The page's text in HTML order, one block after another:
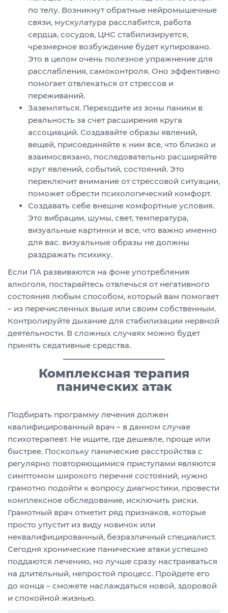
по телу. Возникнут обратные нейромышечные
связи, мускулатура расслабится, работа
сердца, сосудов, ЦНС стабилизируется,
чрезмерное возбуждение будет купировано.
Это в целом очень полезное упражнение для
расслабления, самоконтроля. Оно эффективно
помогает отвлекаться от стрессов и
переживаний.
Заземляться. Переходите из зоны паники в
реальность за счет расширения круга
ассоциаций. Создавайте образы явлений,
вещей, присоединяйте к ним все, что близко и
взаимосвязано, последовательно расширяйте
круг явлений, событий, состояний. Это
переключит внимание от стрессовой ситуации,
поможет обрести психологический комфорт.
Создавать себе внешне комфортные условия.
Это вибрации, шумы, свет, температура,
визуальные картинки и все, что важно именно
для вас. визуальные образы не должны
раздражать психику.
Если ПА развиваются на фоне употребления
алкоголя, постарайтесь отвлечься от негативного
состояния любым способом, который вам помогает
– из перечисленных выше или своим собственным.
Контролируйте дыхание для стабилизации нервной
деятельности. В сложных случаях можно будет
принять седативные средства.
Комплексная терапия
панических атак
Подбирать программу лечения должен
квалифицированный врач – в данном случае
психотерапевт. Не ищите, где дешевле, проще или
быстрее. Поскольку панические расстройства с
регулярно повторяющимися приступами являются
симптомом широкого перечня состояний, нужно
грамотно подойти к вопросу диагностики, провести
комплексное обследование, исключить риски.
Грамотный врач отметит ряд признаков, которые
просто упустит из виду новичок или
неквалифицированный, безразличный специалист.
Сегодня хронические панические атаки успешно
поддаются лечению, но лучше сразу настраиваться
на длительный, непростой процесс. Пройдете его
до конца – сможете наслаждаться новой, здоровой
и спокойной жизнью.